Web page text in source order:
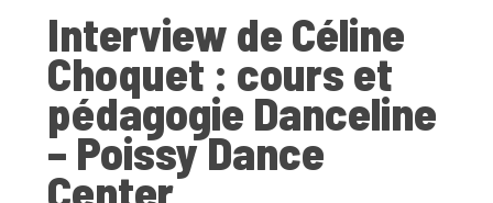
Interview de Céline
Choquet : cours et
pédagogie Danceline
– Poissy Dance
Center